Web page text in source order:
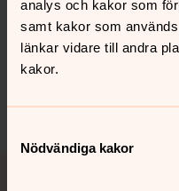
analys och kakor som
samt kakor som
länkar vidare till andra
kakor.
Nödvändiga kakor
innehåll?
gustaf-
Dela
Tillbaka till toppen
Tillbaka till innehållet